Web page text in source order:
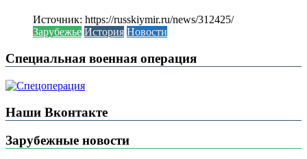
Источник: https://russkiymir.ru/news/312425/
Зарубежье История Новости
Специальная военная операция
Наши Вконтакте
Зарубежные новости